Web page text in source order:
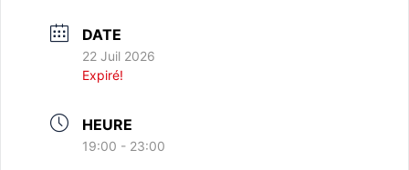
DATE
22 Juil 2026
Expiré!
HEURE
19:00 - 23:00